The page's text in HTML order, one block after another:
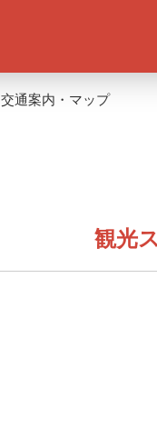
交通案内・マップ
観光